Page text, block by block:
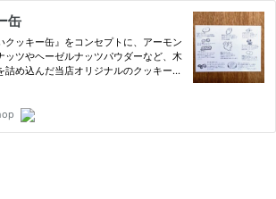
缶
クッキー缶』をコンセプトに、アーモン
ッツやヘーゼルナッツパウダーなど、木
詰め込んだ当店オリジナルのクッキー缶